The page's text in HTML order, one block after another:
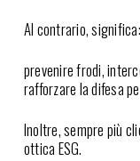
Al contrario, significa:
prevenire frodi,
rafforzare la difesa
Inoltre, sempre più
ottica ESG.